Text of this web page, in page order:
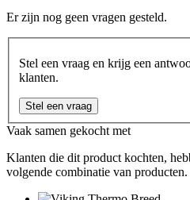
Er zijn nog geen vragen gesteld.
Stel een vraag en krijg een
klanten.
Stel een vraag
Vaak samen gekocht met
Klanten die dit product kochten,
volgende combinatie van producten.